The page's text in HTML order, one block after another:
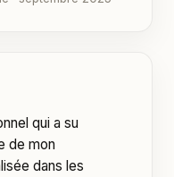
qui a su
de mon
dans les